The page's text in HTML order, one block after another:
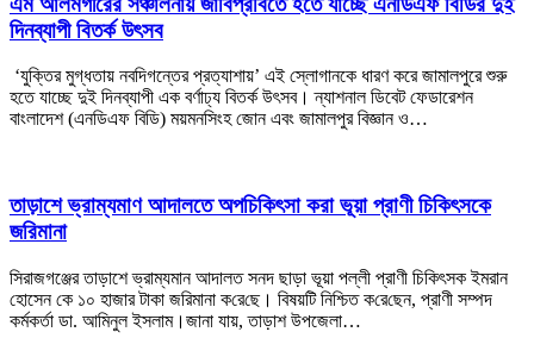
দিনব্যাপী বিতর্ক উৎসব
‘যুক্তির মুগ্ধতায় নবদিগন্তের প্রত্যাশায়’ এই স্লোগানকে ধারণ করে জামালপুরে শুরু
হতে যাচ্ছে দুই দিনব্যাপী এক বর্ণাঢ্য বিতর্ক উৎসব। ন্যাশনাল ডিবেট ফেডারেশন
বাংলাদেশ (এনডিএফ বিডি) ময়মনসিংহ জোন এবং জামালপুর বিজ্ঞান ও…
তাড়াশে ভ্রাম্যমাণ আদালতে অপচিকিৎসা করা ভূয়া প্রাণী চিকিৎসকে
জরিমানা
সিরাজগঞ্জের তাড়াশে ভ্রাম্যমান আদালত সনদ ছাড়া ভূয়া পল্লী প্রাণী চিকিৎসক ইমরান
হোসেন কে ১০ হাজার টাকা জরিমানা ক‌রে‌ছে। বিষয়টি নি‌শ্চিত ক‌রে‌ছেন, প্রাণী সম্পদ
কর্মকর্তা ডা. আমিনুল ইসলাম।জানা যায়, তাড়াশ উপজেলা…